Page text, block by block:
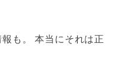
も。 本当にそれは正